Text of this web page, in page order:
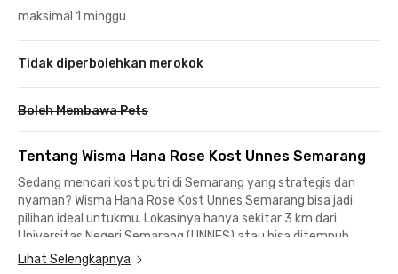
maksimal 1 minggu
Tidak diperbolehkan merokok
Boleh Membawa Pets
Tentang Wisma Hana Rose Kost Unnes Semarang
Sedang mencari kost putri di Semarang yang strategis dan
nyaman? Wisma Hana Rose Kost Unnes Semarang bisa jadi
pilihan ideal untukmu. Lokasinya hanya sekitar 3 km dari
Universitas Negeri Semarang (UNNES) atau bisa ditempuh
dalam waktu sekitar 10 menit saja. Sangat cocok bagi
Lihat Selengkapnya